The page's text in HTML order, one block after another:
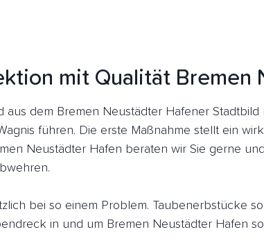
mit Qualität Bremen
aus dem Bremen Neustädter Hafener
führen. Die erste Maßnahme stellt ein
Neustädter Hafen beraten wir Sie gerne
bei so einem Problem. Taubenerbstücke
in und um Bremen Neustädter Hafen